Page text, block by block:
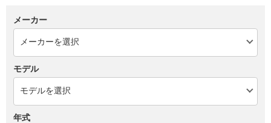
メーカー
モデル
年式